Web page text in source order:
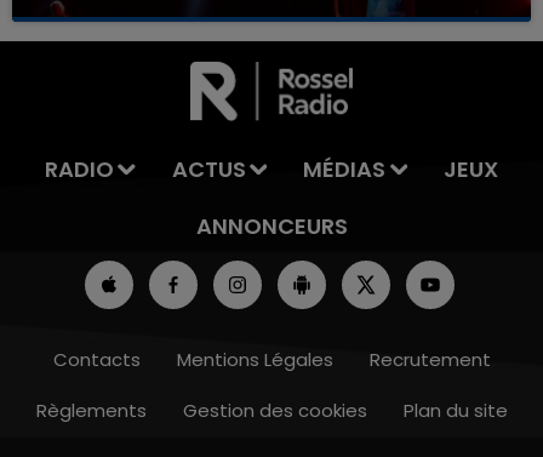
RADIO ACTUS MÉDIAS
JEUX
ANNONCEURS
Contacts Mentions Légales
Recrutement
Règlements
Gestion des cookies Plan du site